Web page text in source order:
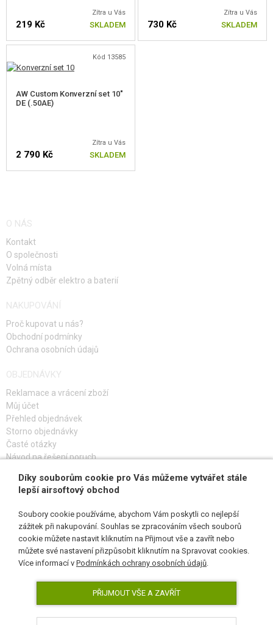
Zítra u Vás
219 Kč SKLADEM
Zítra u Vás
730 Kč SKLADEM
Kód 13585
AW Custom Konverzní set 10"
DE (.50AE)
Zítra u Vás
2 790 Kč SKLADEM
O NÁS
Kontakt
O společnosti
Volná místa
Zpětný odběr elektro a baterií
NAKUPOVÁNÍ
Proč kupovat u nás?
Obchodní podmínky
Ochrana osobních údajů
OBJEDNÁVKY
Reklamace a vrácení zboží
Můj účet
Přehled objednávek
Storno objednávky
Časté otázky
Návod na řešení poruch
PŘIHLAŠ SE K ODBĚRU
SLEDUJ NÁS
Díky souborům cookie pro Vás můžeme vytvářet stále
lepší airsoftový obchod
Soubory cookie používáme, abychom Vám poskytli co nejlepší
zážitek při nakupování. Souhlas se zpracováním všech souborů
cookie můžete nastavit kliknutím na Přijmout vše a zavřít nebo
můžete své nastavení přizpůsobit kliknutím na Spravovat cookies.
Více informací v Podmínkách ochrany osobních údajů.
PŘIJMOUT VŠE A ZAVŘÍT